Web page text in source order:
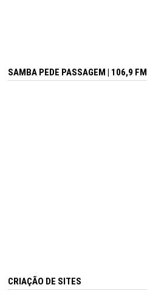
SAMBA PEDE PASSAGEM | 106,9 FM
CRIAÇÃO DE SITES